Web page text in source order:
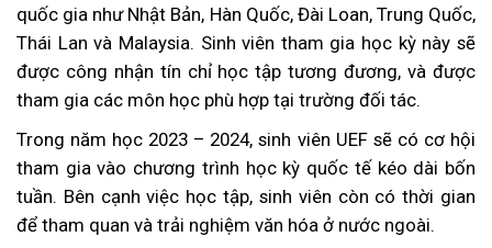
quốc gia như Nhật Bản, Hàn Quốc, Đài Loan, Trung Quốc,
Thái Lan và Malaysia. Sinh viên tham gia học kỳ này sẽ
được công nhận tín chỉ học tập tương đương, và được
tham gia các môn học phù hợp tại trường đối tác.
Trong năm học 2023 – 2024, sinh viên UEF sẽ có cơ hội
tham gia vào chương trình học kỳ quốc tế kéo dài bốn
tuần. Bên cạnh việc học tập, sinh viên còn có thời gian
để tham quan và trải nghiệm văn hóa ở nước ngoài.